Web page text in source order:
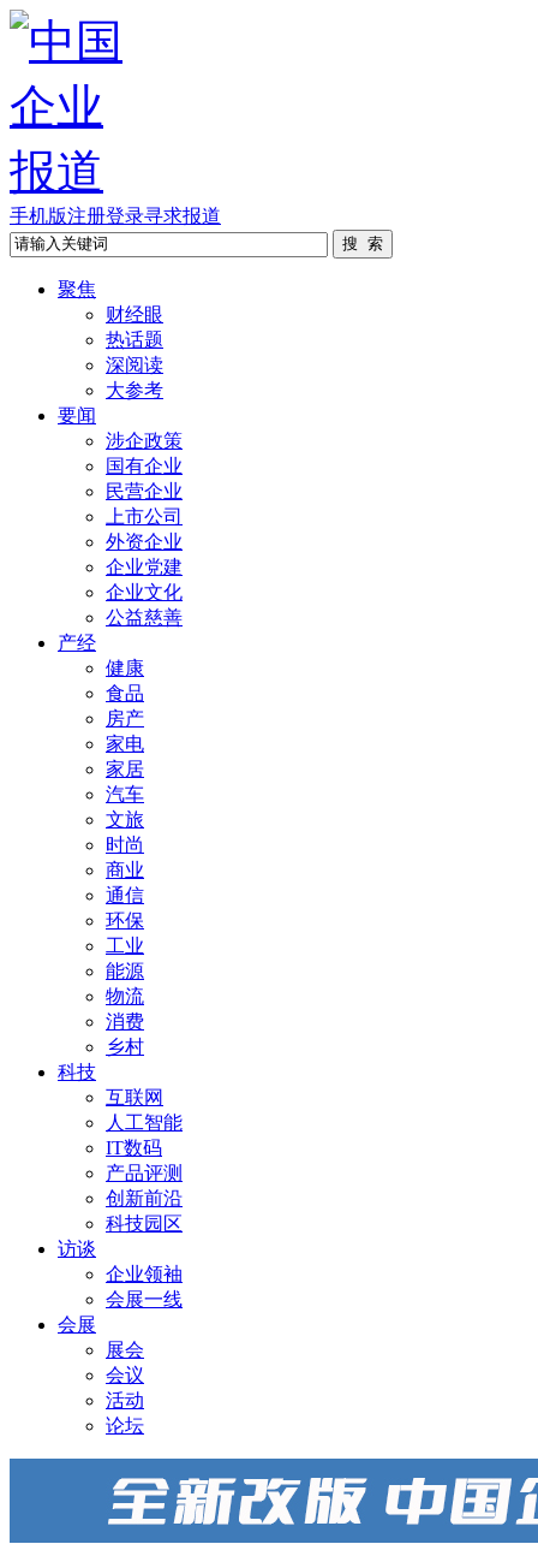
手机版注册登录寻求报道
聚焦
财经眼
热话题
深阅读
大参考
要闻
涉企政策
国有企业
民营企业
上市公司
外资企业
企业党建
企业文化
公益慈善
产经
健康
食品
房产
家电
家居
汽车
文旅
时尚
商业
通信
环保
工业
能源
物流
消费
乡村
科技
互联网
人工智能
IT数码
产品评测
创新前沿
科技园区
访谈
企业领袖
会展一线
会展
展会
会议
活动
论坛